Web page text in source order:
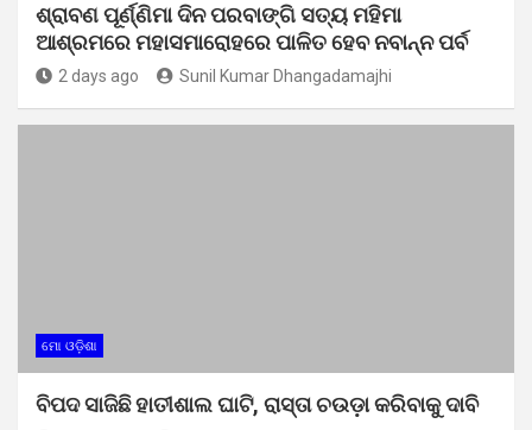
ଶ୍ରାବଣ ପୂର୍ଣ୍ଣିମା ଦିନ ପରବାଙ୍ଗି ସତ୍ୟ ମହିମା
ଆଶ୍ରମରେ ମହାସମାରୋହରେ ପାଳିତ ହେବ ନବାନ୍ନ ପର୍ବ
2 days ago Sunil Kumar Dhangadamajhi
ମୋ ଓଡ଼ିଶା
ବିପଦ ସାଜିଛି ହାତୀଶାଲ ଘାଟି, ରାସ୍ତା ଚଉଡ଼ା କରିବାକୁ ଦାବି